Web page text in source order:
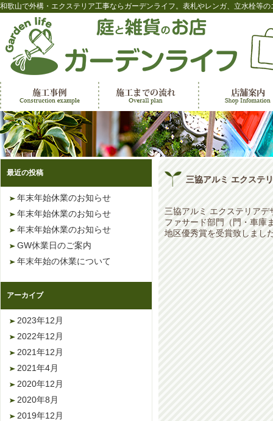
和歌山で外構・エクステリア工事ならガーデンライフ。表札やレンガ、立水栓等
最近の投稿
年末年始休業のお知らせ
年末年始休業のお知らせ
年末年始休業のお知らせ
GW休業日のご案内
年末年始の休業について
アーカイブ
2023年12月
2022年12月
2021年12月
2021年4月
2020年12月
2020年8月
2019年12月
三協アルミ エクステ
三協アルミ エクステリア
ファサード部門（門・車庫
地区優秀賞を受賞致しまし